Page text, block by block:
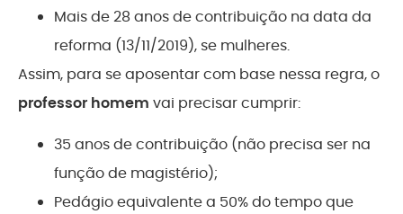
Mais de 28 anos de contribuição na data da
reforma (13/11/2019), se mulheres.
Assim, para se aposentar com base nessa regra, o
professor homem vai precisar cumprir:
35 anos de contribuição (não precisa ser na
função de magistério);
Pedágio equivalente a 50% do tempo que